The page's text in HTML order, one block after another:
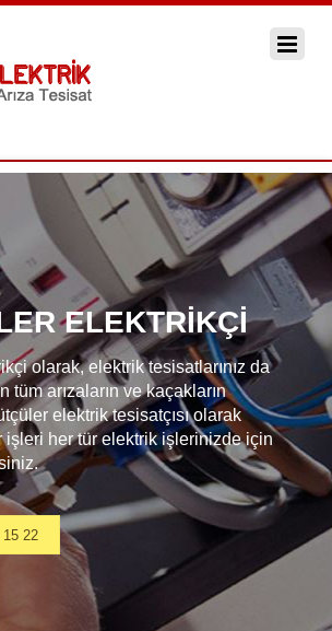
ELEKTRİKÇİ
olarak, elektrik tesisatlarınız da
tüm arızaların ve kaçakların
elektrik tesisatçısı olarak
işleri her tür elektrik işlerinizde için
15 22